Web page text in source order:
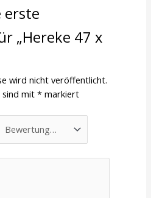
erste
„Hereke 47 x
wird nicht veröffentlicht.
sind mit* markiert